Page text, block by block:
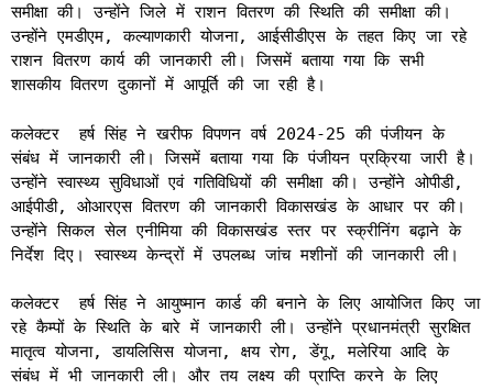
समीक्षा की। उन्होंने जिले में राशन वितरण की स्थिति की समीक्षा की।
उन्होंने एमडीएम, कल्याणकारी योजना, आईसीडीएस के तहत किए जा रहे
राशन वितरण कार्य की जानकारी ली। जिसमें बताया गया कि सभी
शासकीय वितरण दुकानों में आपूर्ति की जा रही है।
कलेक्टर हर्ष सिंह ने खरीफ विपणन वर्ष 2024-25 की पंजीयन के
संबंध में जानकारी ली। जिसमें बताया गया कि पंजीयन प्रक्रिया जारी है।
उन्होंने स्वास्थ्य सुविधाओं एवं गतिविधियों की समीक्षा की। उन्होंने ओपीडी,
आईपीडी, ओआरएस वितरण की जानकारी विकासखंड के आधार पर की।
उन्होंने सिकल सेल एनीमिया की विकासखंड स्तर पर स्क्रीनिंग बढ़ाने के
निर्देश दिए। स्वास्थ्य केन्द्रों में उपलब्ध जांच मशीनों की जानकारी ली।
कलेक्टर हर्ष सिंह ने आयुष्मान कार्ड की बनाने के लिए आयोजित किए जा
रहे कैम्पों के स्थिति के बारे में जानकारी ली। उन्होंने प्रधानमंत्री सुरक्षित
मातृत्व योजना, डायलिसिस योजना, क्षय रोग, डेंगू, मलेरिया आदि के
संबंध में भी जानकारी ली। और तय लक्ष्य की प्राप्ति करने के लिए